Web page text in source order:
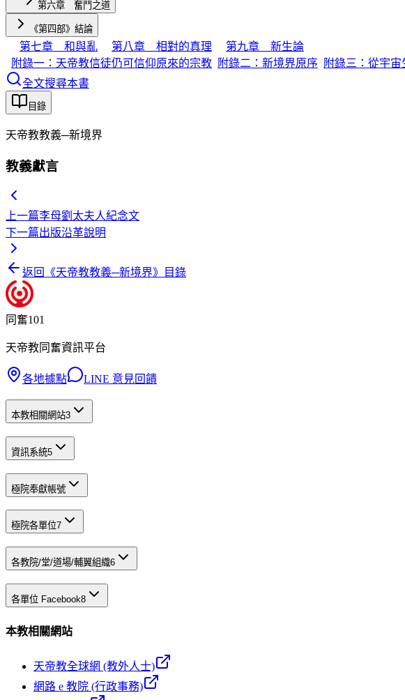
第六章 奮鬥之道
《第四部》結論
第七章 和與亂 第八章 相對的真理
第九章 新生論
附錄一：天帝教信徒仍可信仰原來的宗教
附錄二：新境界原序
附錄三：從宇
全文搜尋本書
目錄
天帝教教義─新境界
教義獻言
上一篇李母劉太夫人紀念文
下一篇出版沿革說明
返回《天帝教教義─新境界》目錄
同奮101
天帝教同奮資訊平台
各地據點 LINE 意見回饋
本教相關網站3
資訊系統5
極院奉獻帳號
極院各單位7
各教院/堂/道場/輔翼組織6
各單位 Facebook8
本教相關網站
天帝教全球網 (教外人士)
網路 e 教院 (行政事務)